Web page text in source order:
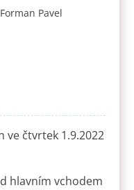
Forman Pavel
ve čtvrtek 1.9.2022
hlavním vchodem